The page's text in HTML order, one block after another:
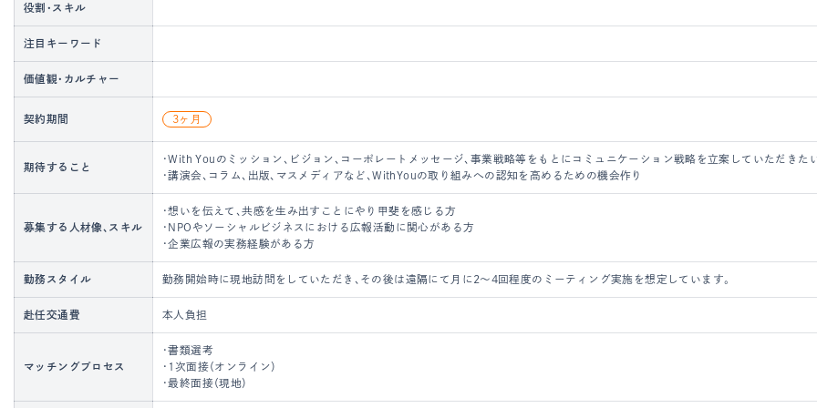
役割・スキル
注目キーワード
価値観・カルチャー
契約期間 3ヶ月
期待すること
・With Youのミッション、ビジョン、コーポレートメッセージ、事業戦略等をもとにコミュニケーション戦略を立案していただきたい
・講演会、コラム、出版、マスメディアなど、WithYouの取り組みへの認知を高めるための機会作り
募集する人材像、スキル
・想いを伝えて、共感を生み出すことにやり甲斐を感じる方
・NPOやソーシャルビジネスにおける広報活動に関心がある方
・企業広報の実務経験がある方
勤務スタイル 勤務開始時に現地訪問をしていただき、その後は遠隔にて月に2～4回程度のミーティング実施を想定しています。
赴任交通費 本人負担
マッチングプロセス
・書類選考
・1次面接（オンライン）
・最終面接（現地）